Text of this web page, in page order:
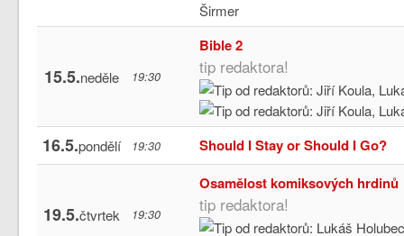
15.5.neděle 19:30
Bible 2
tip redaktora!
16.5.pondělí 19:30 Should I Stay or Should I Go?
19.5.čtvrtek 19:30
Osamělost komiksových hrdinů
tip redaktora!